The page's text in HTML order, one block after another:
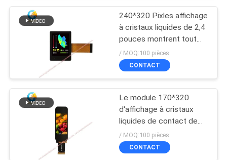
240*320 Pixles affichage
à cristaux liquides de 2,4
pouces montrent tout
l'angle de visualisation
avec I2C TP
/ MOQ:100 pièces
CONTACT
Le module 170*320
d'affichage à cristaux
liquides de contact de
1,9 IPS de pouce
pointille TFT avec 30 Pin
FPC
/ MOQ:100 pièces
CONTACT